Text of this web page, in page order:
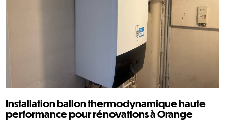
Installation ballon thermodynamique haute
performance pour rénovations à Orange